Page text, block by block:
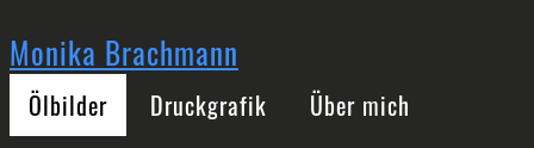
zum
Inhalt
Monika Brachmann
Hauptnavigation
Ölbilder Druckgrafik
Über mich